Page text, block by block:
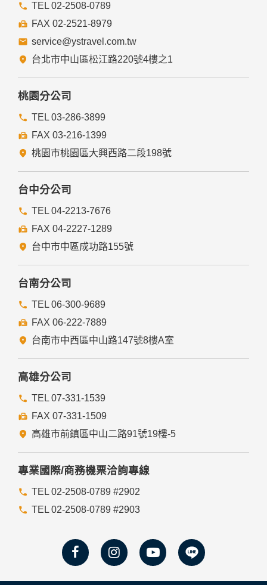
TEL 02-2508-0789
FAX 02-2521-8979
service@ystravel.com.tw
台北市中山區松江路220號4樓之1
桃園分公司
TEL 03-286-3899
FAX 03-216-1399
桃園市桃園區大興西路二段198號
台中分公司
TEL 04-2213-7676
FAX 04-2227-1289
台中市中區成功路155號
台南分公司
TEL 06-300-9689
FAX 06-222-7889
台南市中西區中山路147號8樓A室
高雄分公司
TEL 07-331-1539
FAX 07-331-1509
高雄市前鎮區中山二路91號19樓-5
專業國際/商務機票洽詢專線
TEL 02-2508-0789 #2902
TEL 02-2508-0789 #2903